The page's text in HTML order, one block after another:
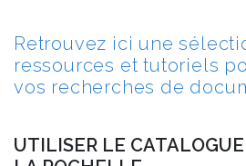
Retrouvez ici une
ressources et tutoriels
vos recherches de
UTILISER LE